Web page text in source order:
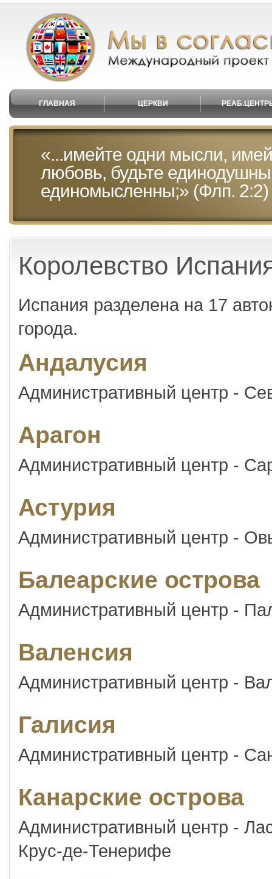
ГЛАВНАЯ ЦЕРКВИ
«...имейте одни мысли,
любовь, будьте
единомысленны;» (Флп. 2:2)
Королевство
Испания разделена на 17
города.
Андалусия
Административный центр -
Арагон
Административный центр -
Астурия
Административный центр -
Балеарские острова
Административный центр -
Валенсия
Административный центр -
Галисия
Административный центр -
Канарские острова
Административный центр -
Крус-де-Тенерифе